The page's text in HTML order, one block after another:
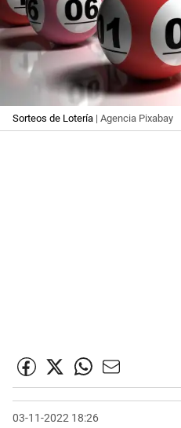
Sorteos de Lotería | Agencia Pixabay
03-11-2022 18:26